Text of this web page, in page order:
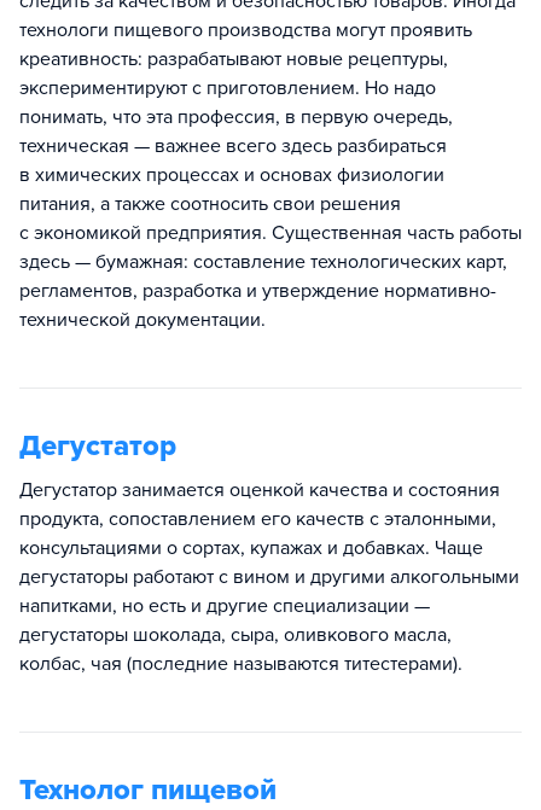
технологи пищевого производства могут проявить
креативность: разрабатывают новые рецептуры,
экспериментируют с приготовлением. Но надо
понимать, что эта профессия, в первую очередь,
техническая — важнее всего здесь разбираться
в химических процессах и основах физиологии
питания, а также соотносить свои решения
с экономикой предприятия. Существенная часть работы
здесь — бумажная: составление технологических карт,
регламентов, разработка и утверждение нормативно-
технической документации.
Дегустатор
Дегустатор занимается оценкой качества и состояния
продукта, сопоставлением его качеств с эталонными,
консультациями о сортах, купажах и добавках. Чаще
дегустаторы работают с вином и другими алкогольными
напитками, но есть и другие специализации —
дегустаторы шоколада, сыра, оливкового масла,
колбас, чая (последние называются титестерами).
Технолог пищевой